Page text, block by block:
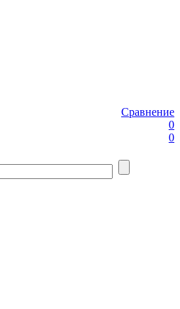
Сравнение
0
0